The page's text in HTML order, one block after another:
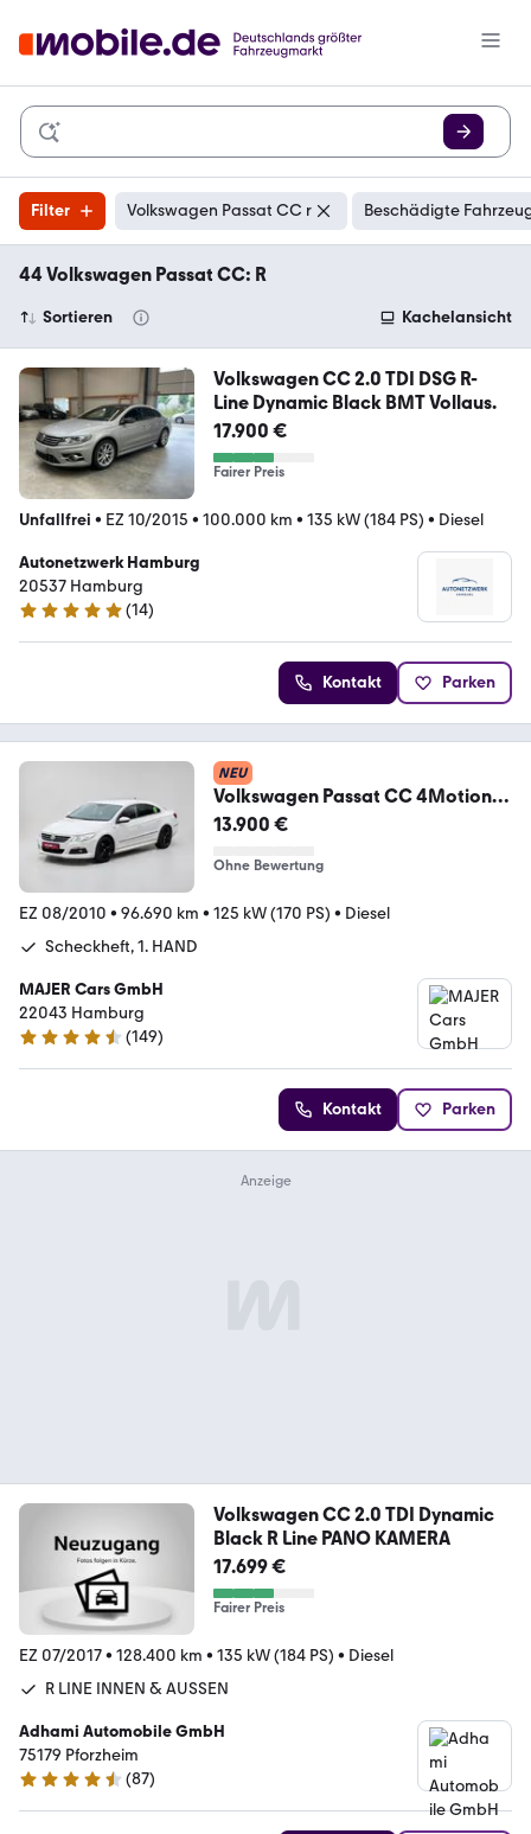
Filter Volkswagen Passat CC r Beschädigte
44 Volkswagen Passat CC: R
Sortieren Kachelansicht
Volkswagen CC 2.0 TDI DSG R-
Line Dynamic Black BMT Vollaus.
17.900 €
Fairer Preis
Unfallfrei • EZ 10/2015 • 100.000 km • 135 kW (184 PS) • Diesel
Autonetzwerk Hamburg
20537 Hamburg
4.9 Sterne
(14)
Kontakt Parken
NEU
Volkswagen Passat CC 4Motion
R-
O
13.900 €
Ohne Bewertung
EZ 08/2010 • 96.690 km • 125 kW (170 PS) • Diesel
Scheckheft, 1. HAND
MAJER Cars GmbH
22043 Hamburg
4.7 Sterne
(149)
Kontakt Parken
Volkswagen CC 2.0 TDI Dynamic
Black R Line PANO KAMERA
17.699 €
Fairer Preis
EZ 07/2017• 128.400 km • 135 kW (184 PS) • Diesel
R LINE INNEN & AUSSEN
Adhami Automobile GmbH
75179 Pforzheim
4.7 Sterne
(87)